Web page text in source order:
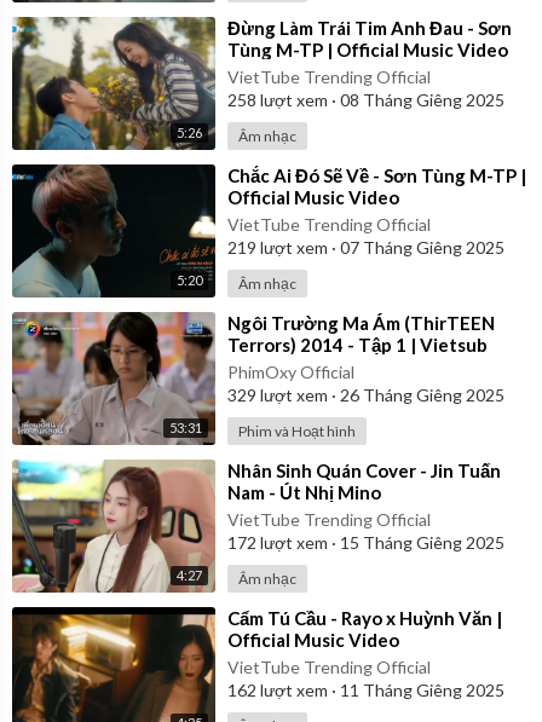
5:26
⁣Đừng Làm Trái Tim Anh Đau - Sơn
Tùng M-TP | Official Music Video
VietTube Trending Official
258 lượt xem · 08 Tháng Giêng 2025
Âm nhạc
5:20
⁣Chắc Ai Đó Sẽ Về - Sơn Tùng M-TP |
Official Music Video
VietTube Trending Official
219 lượt xem · 07 Tháng Giêng 2025
Âm nhạc
53:31
⁣Ngôi Trường Ma Ám (ThirTEEN
Terrors) 2014 - Tập 1 | Vietsub
PhimOxy Official
329 lượt xem · 26 Tháng Giêng 2025
Phim và Hoạt hình
4:27
⁣Nhân Sinh Quán Cover - Jin Tuấn
Nam - Út Nhị Mino
VietTube Trending Official
172 lượt xem · 15 Tháng Giêng 2025
Âm nhạc
⁣Cẩm Tú Cầu - Rayo x Huỳnh Văn |
Official Music Video
VietTube Trending Official
162 lượt xem · 11 Tháng Giêng 2025